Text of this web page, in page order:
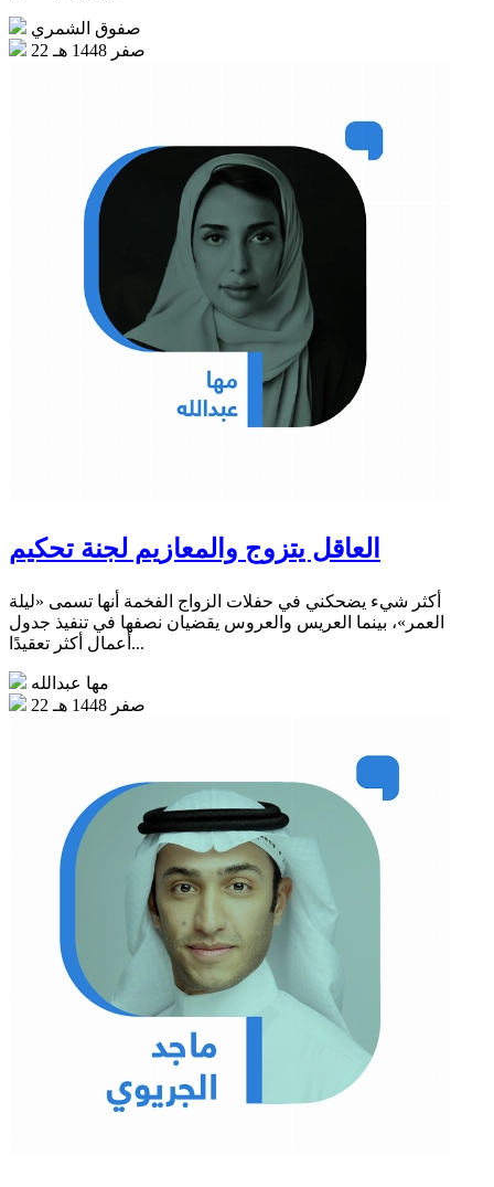
صفوق الشمري
22 صفر 1448 هـ
العاقل يتزوج والمعازيم لجنة تحكيم
أكثر شيء يضحكني في حفلات الزواج الفخمة أنها تسمى «ليلة
العمر»، بينما العريس والعروس يقضيان نصفها في تنفيذ جدول
أعمال أكثر تعقيدًا...
مها عبدالله
22 صفر 1448 هـ